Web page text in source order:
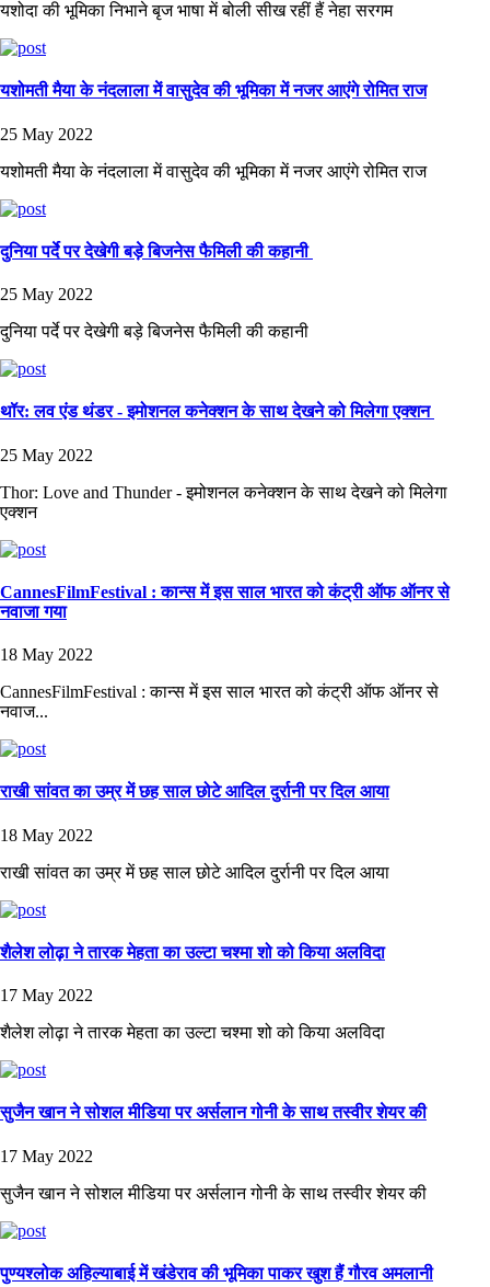
यशोदा की भूमिका निभाने बृज भाषा में बोली सीख रहीं हैं नेहा सरगम
यशोमती मैया के नंदलाला में वासुदेव की भूमिका में नजर आएंगे रोमित राज
25 May 2022
यशोमती मैया के नंदलाला में वासुदेव की भूमिका में नजर आएंगे रोमित राज
दुनिया पर्दे पर देखेगी बड़े बिजनेस फैमिली की कहानी
25 May 2022
दुनिया पर्दे पर देखेगी बड़े बिजनेस फैमिली की कहानी
थॉर: लव एंड थंडर - इमोशनल कनेक्शन के साथ देखने को मिलेगा एक्शन
25 May 2022
Thor: Love and Thunder - इमोशनल कनेक्शन के साथ देखने को मिलेगा
एक्शन
CannesFilmFestival : कान्स में इस साल भारत को कंट्री ऑफ ऑनर से
नवाजा गया
18 May 2022
CannesFilmFestival : कान्स में इस साल भारत को कंट्री ऑफ ऑनर से
नवाज...
राखी सांवत का उम्र में छह साल छोटे आदिल दुर्रानी पर दिल आया
18 May 2022
राखी सांवत का उम्र में छह साल छोटे आदिल दुर्रानी पर दिल आया
शैलेश लोढ़ा ने तारक मेहता का उल्टा चश्मा शो को किया अलविदा
17 May 2022
शैलेश लोढ़ा ने तारक मेहता का उल्टा चश्मा शो को किया अलविदा
सुजैन खान ने सोशल मीडिया पर अर्सलान गोनी के साथ तस्वीर शेयर की
17 May 2022
सुजैन खान ने सोशल मीडिया पर अर्सलान गोनी के साथ तस्वीर शेयर की
पुण्यश्लोक अहिल्याबाई में खंडेराव की भूमिका पाकर खुश हैं गौरव अमलानी